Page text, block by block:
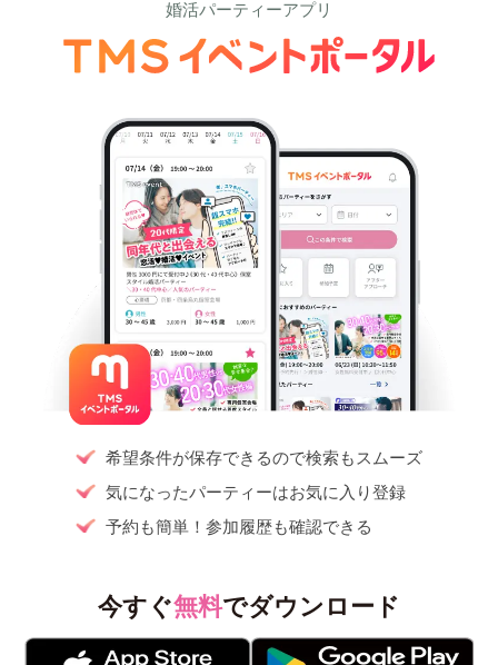
婚活パーティーアプリ
希望条件が保存できるので検索もスムーズ
気になったパーティーはお気に入り登録
予約も簡単！参加履歴も確認できる
今すぐ無料でダウンロード